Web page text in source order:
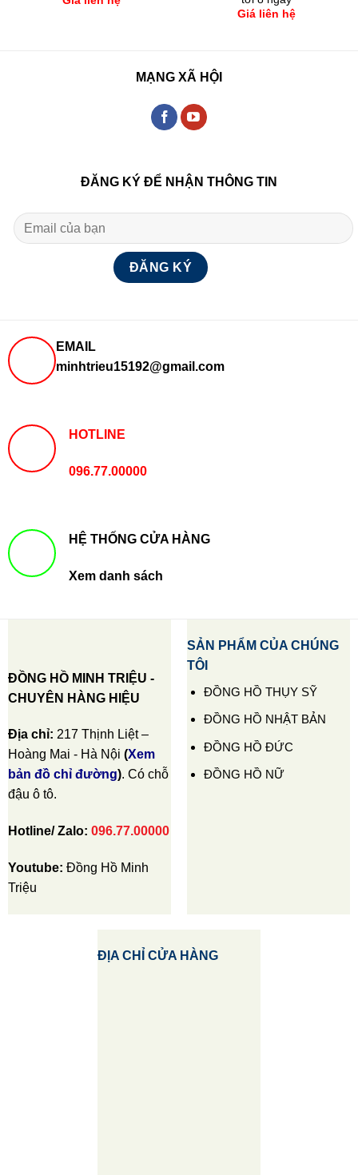
Giá liên hệ
MẠNG XÃ HỘI
ĐĂNG KÝ ĐỂ NHẬN THÔNG TIN
EMAIL
minhtrieu15192@gmail.com
HOTLINE
096.77.00000
HỆ THỐNG CỬA HÀNG
Xem danh sách
ĐỒNG HỒ MINH TRIỆU -
CHUYÊN HÀNG HIỆU
Địa chỉ: 217 Thịnh Liệt –
Hoàng Mai - Hà Nội (Xem
bản đồ chỉ đường). Có chỗ
đậu ô tô.
Hotline/ Zalo: 096.77.00000
Youtube: Đồng Hồ Minh
Triệu
SẢN PHẨM CỦA CHÚNG
TÔI
ĐỒNG HỒ THỤY SỸ
ĐỒNG HỒ NHẬT BẢN
ĐỒNG HỒ ĐỨC
ĐỒNG HỒ NỮ
ĐỊA CHỈ CỬA HÀNG